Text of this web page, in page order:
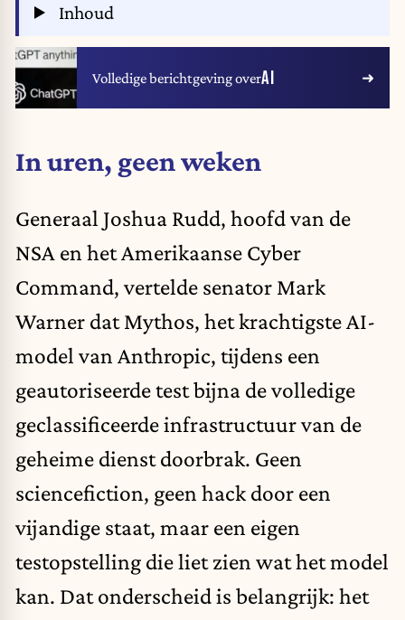
Inhoud
Volledige berichtgeving overAI
In uren, geen weken
Generaal Joshua Rudd, hoofd van de
NSA en het Amerikaanse Cyber
Command, vertelde senator Mark
Warner dat Mythos, het krachtigste AI-
model van Anthropic, tijdens een
geautoriseerde test bijna de volledige
geclassificeerde infrastructuur van de
geheime dienst doorbrak. Geen
sciencefiction, geen hack door een
vijandige staat, maar een eigen
testopstelling die liet zien wat het model
kan. Dat onderscheid is belangrijk: het